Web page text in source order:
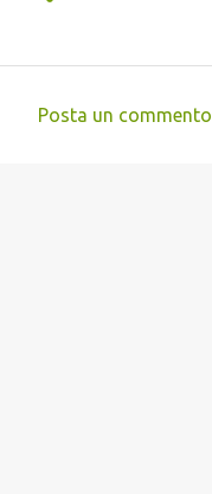
Posta un commento